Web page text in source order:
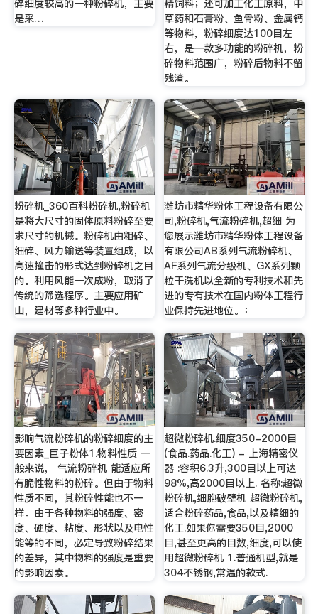
碎细度较高的一种粉碎机，主要
是采…
精饲料；还可加工化工原料，中
草药和石膏粉、鱼骨粉、金属钙
等物料，粉碎细度达100目左
右，是一款多功能的粉碎机，粉
碎物料范围广，粉碎后物料不留
残渣。
粉碎机_360百科粉碎机,粉碎机
是将大尺寸的固体原料粉碎至要
求尺寸的机械。粉碎机由粗碎、
细碎、风力输送等装置组成，以
高速撞击的形式达到粉碎机之目
的。利用风能一次成粉，取消了
传统的筛选程序。主要应用矿
山，建材等多种行业中。
潍坊市精华粉体工程设备有限公
司,粉碎机,气流粉碎机,超细 为
您展示潍坊市精华粉体工程设备
有限公司AB系列气流粉碎机、
AF系列气流分级机、GX系列颗
粒干洗机以全新的专利技术和先
进的专有技术在国内粉体工程行
业保持先进地位。：
影响气流粉碎机的粉碎细度的主
要因素_巨子粉体1.物料性质 一
般来说， 气流粉碎机 能适应所
有脆性物料的粉碎。但由于物料
性质不同，其粉碎性能也不一
样。由于各种物料的强度、密
度、硬度、粘度、形状以及电性
能等的不同，必定导致粉碎结果
的差异，其中物料的强度是重要
的影响因素。
超微粉碎机.细度350-2000目
(食品.药品.化工) - 上海精密仪
器 :容积6.3升,300目以上可达
98%,高2000目以上. 名称:超微
粉碎机,细胞破壁机 超微粉碎机,
适合粉碎药品,食品,以及精细的
化工.如果你需要350目,2000
目,甚至更高的目数,细度,可以使
用超微粉碎机 1.普通机型,就是
304不锈钢,常温的款式.